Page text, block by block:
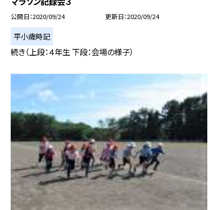
公開日 2020/09/24 更新日 2020/09/24
平小歳時記
続き（上段：４年生 下段：会場の様子）